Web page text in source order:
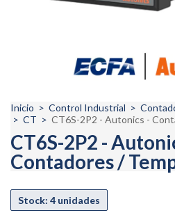
Inicio > Control Industrial >
> CT > CT6S-2P2 - Autonics -
CT6S-2P2 -
Contadores /